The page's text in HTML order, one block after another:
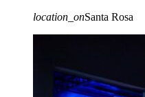
location_onSanta Rosa